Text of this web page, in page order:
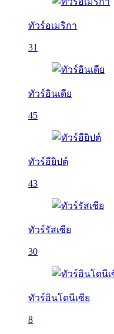
ทัวร์อเมริกา
31
ทัวร์อินเดีย
45
ทัวร์อียิปต์
43
ทัวร์รัสเซีย
30
ทัวร์อินโดนีเซีย
8